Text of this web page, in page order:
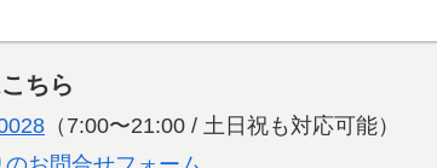
ちら
（7:00〜21:00 / 土日祝も対応可能）